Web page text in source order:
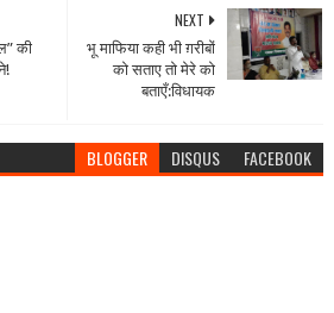
NEXT
भू माफिया कही भी ग़रीबों
को सताए तो मेरे को
बताएँ:विधायक
की
BLOGGER DISQUS FACEBOOK